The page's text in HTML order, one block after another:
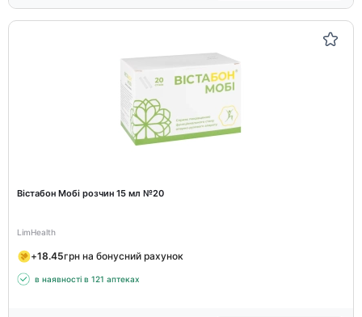
Вістабон Мобі розчин 15 мл №20
LimHealth
+18.45грн на бонусний рахунок
в наявності в 121 аптеках